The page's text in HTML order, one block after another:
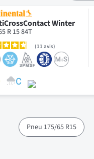
Winter
R 15 84T
11 avis
Pneu 175/65 R15